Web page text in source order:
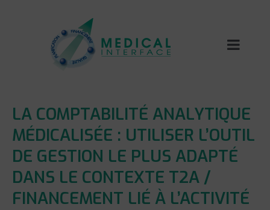
LA COMPTABILITÉ ANALYTIQUE
MÉDICALISÉE : UTILISER L’OUTIL
DE GESTION LE PLUS ADAPTÉ
DANS LE CONTEXTE T2A /
FINANCEMENT LIÉ À L’ACTIVITÉ